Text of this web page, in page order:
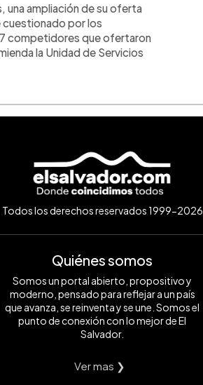
una ampliación de su oferta
cuestionado por los
competidores que ofertaron
la Unidad de Servicios
Todos los derechos reservados 1999-2026
Quiénes somos
Somos un portal abierto, propositivo y
moderno, pensado para reflejar a un país
que avanza, se reinventa y se une. Somos el
punto de conexión con lo mejor de El
Salvador.
Ver mas ❯